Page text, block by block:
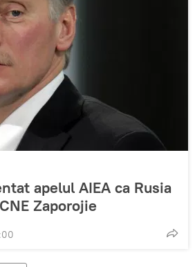
apelul AIEA ca Rusia
Zaporojie